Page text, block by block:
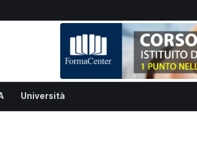
Università